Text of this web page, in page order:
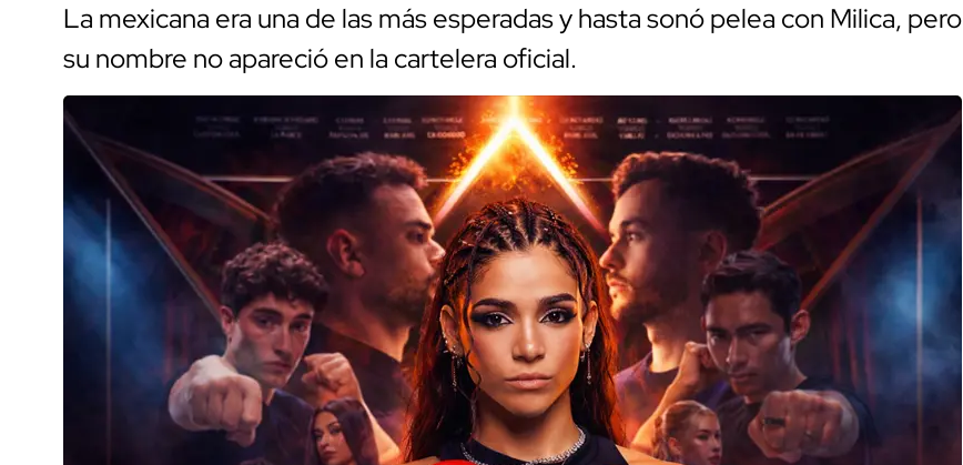
La mexicana era una de las más esperadas y hasta sonó pelea con Milica, pero
su nombre no apareció en la cartelera oficial.